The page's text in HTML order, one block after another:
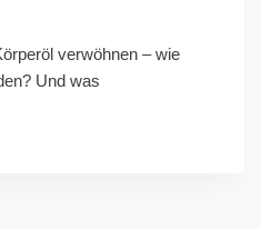
verwöhnen – wie
Und was